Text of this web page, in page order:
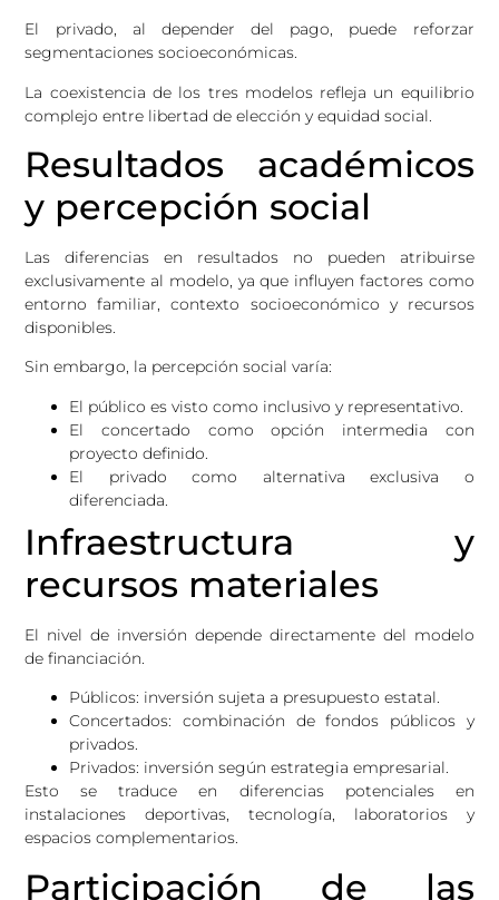
El privado, al depender del pago, puede reforzar
segmentaciones socioeconómicas.
La coexistencia de los tres modelos refleja un equilibrio
complejo entre libertad de elección y equidad social.
Resultados académicos
y percepción social
Las diferencias en resultados no pueden atribuirse
exclusivamente al modelo, ya que influyen factores como
entorno familiar, contexto socioeconómico y recursos
disponibles.
Sin embargo, la percepción social varía:
El público es visto como inclusivo y representativo.
El concertado como opción intermedia con
proyecto definido.
El privado como alternativa exclusiva o
diferenciada.
Infraestructura y
recursos materiales
El nivel de inversión depende directamente del modelo
de financiación.
Públicos: inversión sujeta a presupuesto estatal.
Concertados: combinación de fondos públicos y
privados.
Privados: inversión según estrategia empresarial.
Esto se traduce en diferencias potenciales en
instalaciones deportivas, tecnología, laboratorios y
espacios complementarios.
Participación de las